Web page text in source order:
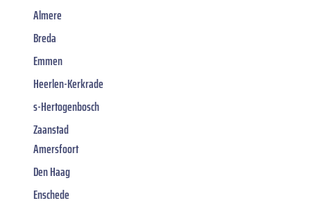
Almere
Breda
Emmen
Heerlen-Kerkrade
s-Hertogenbosch
Zaanstad
Amersfoort
Den Haag
Enschede